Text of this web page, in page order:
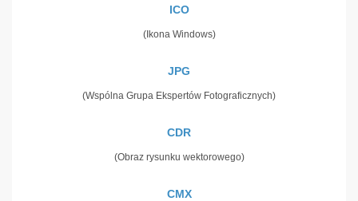
ICO
(Ikona Windows)
JPG
(Wspólna Grupa Ekspertów Fotograficznych)
CDR
(Obraz rysunku wektorowego)
CMX